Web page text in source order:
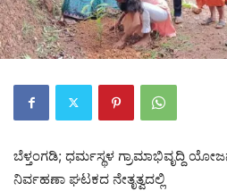
ಬೆಳ್ತಂಗಡಿ; ಧರ್ಮಸ್ಥಳ ಗ್ರಾಮಾಭಿವೃದ್ದಿ
ನಿರ್ವಹಣಾ ಘಟಕದ ನೇತೃತ್ವದಲ್ಲಿ